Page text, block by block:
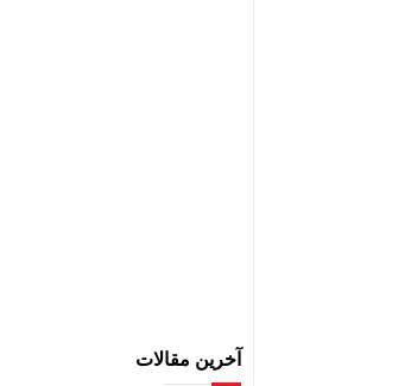
آخرین مقالات